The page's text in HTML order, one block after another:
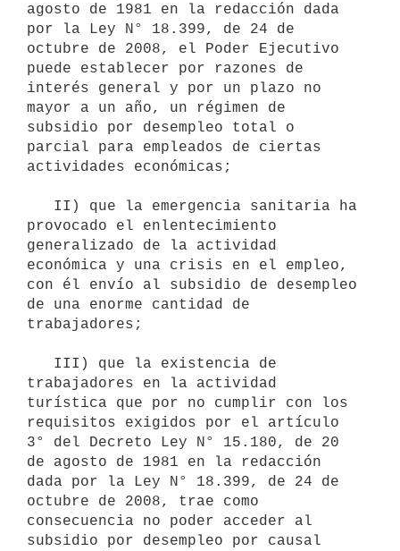
agosto de 1981 en la redacción dada
por la Ley N° 18.399, de 24 de
octubre de 2008, el Poder Ejecutivo
puede establecer por razones de
interés general y por un plazo no
mayor a un año, un régimen de
subsidio por desempleo total o
parcial para empleados de ciertas
actividades económicas;
provocado el enlentecimiento
generalizado de la actividad
económica y una crisis en el empleo,
con él envío al subsidio de desempleo
de una enorme cantidad de
trabajadores;
trabajadores en la actividad
turística que por no cumplir con los
requisitos exigidos por el artículo
3° del Decreto Ley N° 15.180, de 20
de agosto de 1981 en la redacción
dada por la Ley N° 18.399, de 24 de
octubre de 2008, trae como
consecuencia no poder acceder al
subsidio por desempleo por causal